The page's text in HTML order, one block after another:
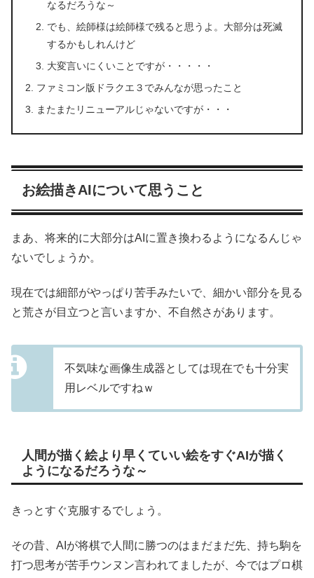
なるだろうな～
でも、絵師様は絵師様で残ると思うよ。大部分は死滅
するかもしれんけど
大変言いにくいことですが・・・・・
ファミコン版ドラクエ３でみんなが思ったこと
またまたリニューアルじゃないですが・・・
お絵描きAIについて思うこと
まあ、将来的に大部分はAIに置き換わるようになるんじゃ
ないでしょうか。
現在では細部がやっぱり苦手みたいで、細かい部分を見る
と荒さが目立つと言いますか、不自然さがあります。
不気味な画像生成器としては現在でも十分実
用レベルですねｗ
人間が描く絵より早くていい絵をすぐAIが描く
ようになるだろうな～
きっとすぐ克服するでしょう。
その昔、AIが将棋で人間に勝つのはまだまだ先、持ち駒を
打つ思考が苦手ウンヌン言われてましたが、今ではプロ棋